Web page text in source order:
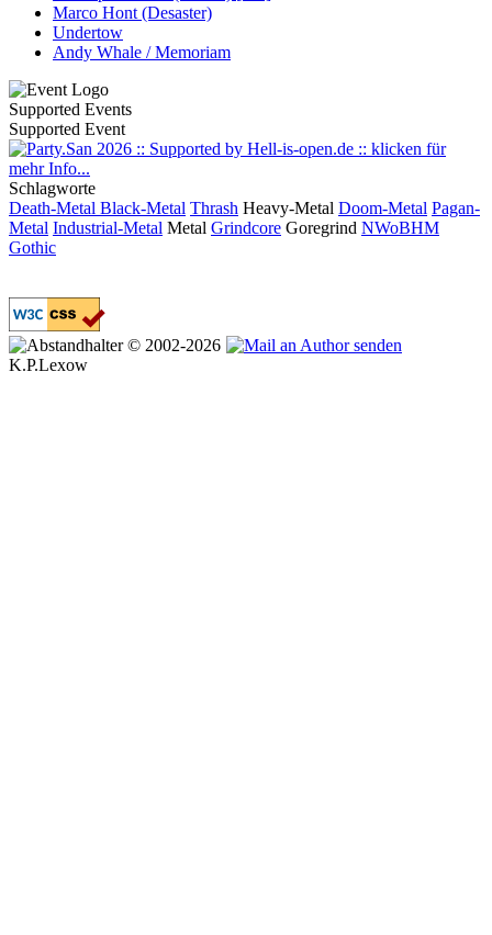
Marco Hont (Desaster)
Undertow
Andy Whale / Memoriam
Supported Events
Supported Event
Schlagworte
Death-Metal Black-Metal Thrash Heavy-Metal Doom-Metal Pagan-
Metal Industrial-Metal Metal Grindcore Goregrind NWoBHM
Gothic
© 2002-2026
K.P.Lexow